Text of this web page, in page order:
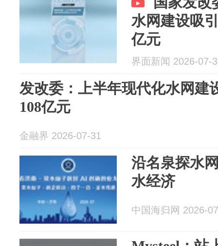
水网建设吸
亿元
界面新闻 2026-07-
发改委：上半年现代化水网建
108亿元
金融界 2026-07-31
沿名泉探水
水经济
中国海归网 2026-